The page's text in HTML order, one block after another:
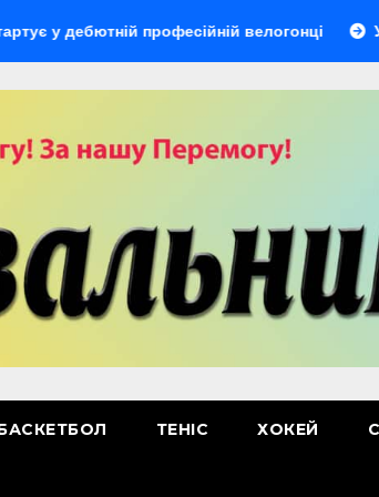
професійній велогонці У
ТЕНІС ХОКЕЙ